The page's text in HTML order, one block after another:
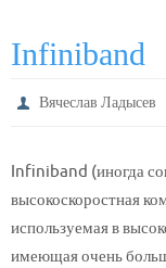
Infiniband
Вячеслав Ладысев
Infiniband (иногда
высокоскоростная
используемая в
имеющая очень